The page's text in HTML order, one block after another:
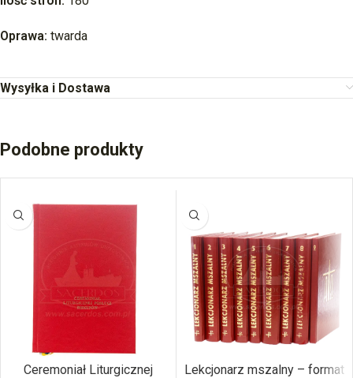
Oprawa: twarda
Wysyłka i Dostawa
Podobne produkty
Ceremoniał Liturgicznej
Lekcjonarz mszalny – format